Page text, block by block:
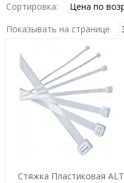
Сортировка:
Показывать на странице
Стяжка Пластиковая ALT